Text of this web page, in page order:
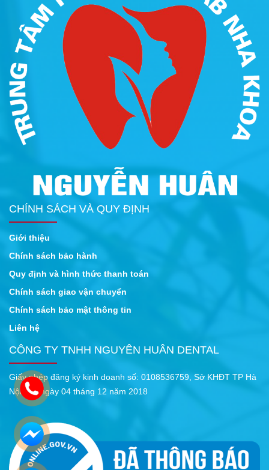
CHÍNH SÁCH VÀ QUY ĐỊNH
Giới thiệu
Chính sách bảo hành
Quy định và hình thức thanh toán
Chính sách giao vận chuyển
Chính sách bảo mật thông tin
Liên hệ
CÔNG TY TNHH NGUYÊN HUÂN DENTAL
Giấy phép đăng ký kinh doanh số: 0108536759, Sở KHĐT TP Hà
Nội cấp ngày 04 tháng 12 năm 2018